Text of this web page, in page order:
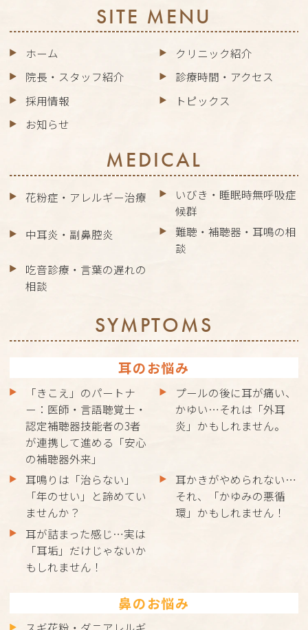
SITE MENU
ホーム
クリニック紹介
院長・スタッフ紹介
診療時間・アクセス
採用情報
トピックス
お知らせ
MEDICAL
花粉症・アレルギー治療
いびき・睡眠時無呼吸症
候群
中耳炎・副鼻腔炎
難聴・補聴器・耳鳴の相
談
吃音診療・言葉の遅れの
相談
SYMPTOMS
耳のお悩み
「きこえ」のパートナ
ー：医師・言語聴覚士・
認定補聴器技能者の3者
が連携して進める「安心
の補聴器外来」
プールの後に耳が痛い、
かゆい…それは「外耳
炎」かもしれません。
耳鳴りは「治らない」
「年のせい」と諦めてい
ませんか？
耳かきがやめられない…
それ、「かゆみの悪循
環」かもしれません！
耳が詰まった感じ…実は
「耳垢」だけじゃないか
もしれません！
鼻のお悩み